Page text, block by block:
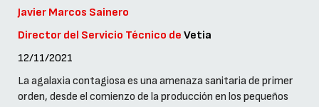
Javier Marcos Sainero
Director del Servicio Técnico de Vetia
12/11/2021
La agalaxia contagiosa es una amenaza sanitaria de primer
orden, desde el comienzo de la producción en los pequeños